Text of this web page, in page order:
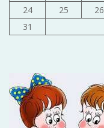
24
25 26
31